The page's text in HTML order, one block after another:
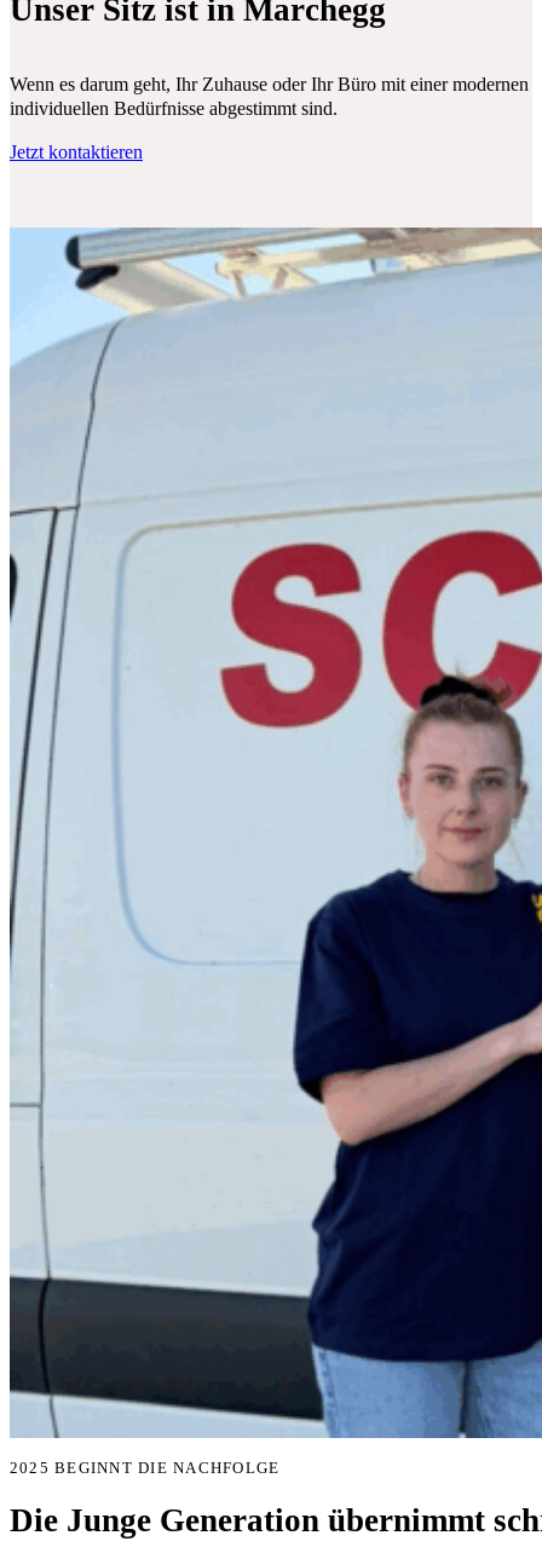
Unser Sitz ist in Marchegg
Wenn es darum geht, Ihr Zuhause oder Ihr Büro mit einer
individuellen Bedürfnisse abgestimmt sind.
Jetzt kontaktieren
2025 BEGINNT DIE NACHFOLGE
Die Junge Generation übernimmt